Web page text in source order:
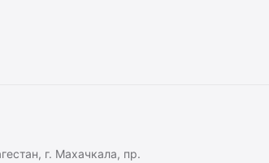
г. Махачкала, пр.